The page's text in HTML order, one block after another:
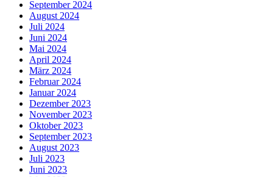
September 2024
August 2024
Juli 2024
Juni 2024
Mai 2024
April 2024
März 2024
Februar 2024
Januar 2024
Dezember 2023
November 2023
Oktober 2023
September 2023
August 2023
Juli 2023
Juni 2023